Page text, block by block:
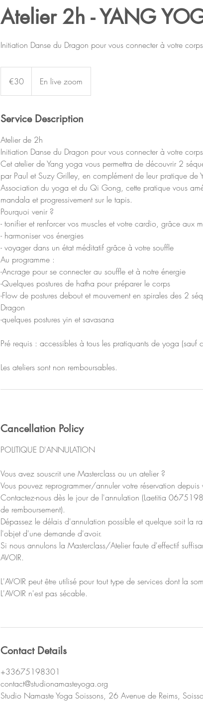
Atelier 2h - YANG
Initiation Danse du Dragon pour vous connecter à votre
€30 En live zoom
Service Description
Atelier de 2h
Initiation Danse du Dragon pour vous connecter à votre
Cet atelier de Yang yoga vous permettra de découvrir 2
par Paul et Suzy Grilley, en complément de leur pratique de
Association du yoga et du Qi Gong, cette pratique vous
mandala et progressivement sur le tapis.
Pourquoi venir ?
- tonifier et renforcer vos muscles et votre cardio, grâce aux
- harmoniser vos énergies
- voyager dans un état méditatif grâce à votre souffle
Au programme :
-Ancrage pour se connecter au souffle et à notre énergie
-Quelques postures de hatha pour préparer le corps
-Flow de postures debout et mouvement en spirales des 2
Dragon
-quelques postures yin et savasana
Pré requis : accessibles à tous les pratiquants de yoga (sauf
Les ateliers sont non remboursables.
Cancellation Policy
POLITIQUE D'ANNULATION
Vous avez souscrit une Masterclass ou un atelier ?
Vous pouvez reprogrammer/annuler votre réservation
Contactez-nous dès le jour de l'annulation (Laetitia
de remboursement).
Dépassez le délais d'annulation possible et quelque soit la
l'objet d'une demande d'avoir.
Si nous annulons la Masterclass/Atelier faute d'effectif
AVOIR.
L'AVOIR peut être utilisé pour tout type de services dont la
L'AVOIR n'est pas sécable.
Contact Details
+33675198301
contact@studionamasteyoga.org
Studio Namaste Yoga Soissons, 26 Avenue de Reims,